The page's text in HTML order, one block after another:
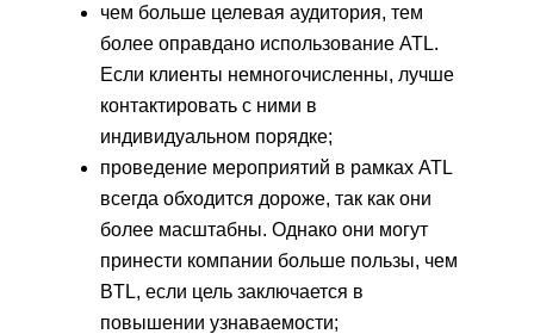
чем больше целевая аудитория, тем
более оправдано использование ATL.
Если клиенты немногочисленны, лучше
контактировать с ними в
индивидуальном порядке;
проведение мероприятий в рамках ATL
всегда обходится дороже, так как они
более масштабны. Однако они могут
принести компании больше пользы, чем
BTL, если цель заключается в
повышении узнаваемости;